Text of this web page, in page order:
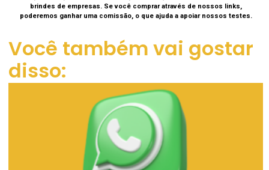
brindes de empresas. Se você comprar através de nossos links,
poderemos ganhar uma comissão, o que ajuda a apoiar nossos testes.
Você também vai gostar
disso: